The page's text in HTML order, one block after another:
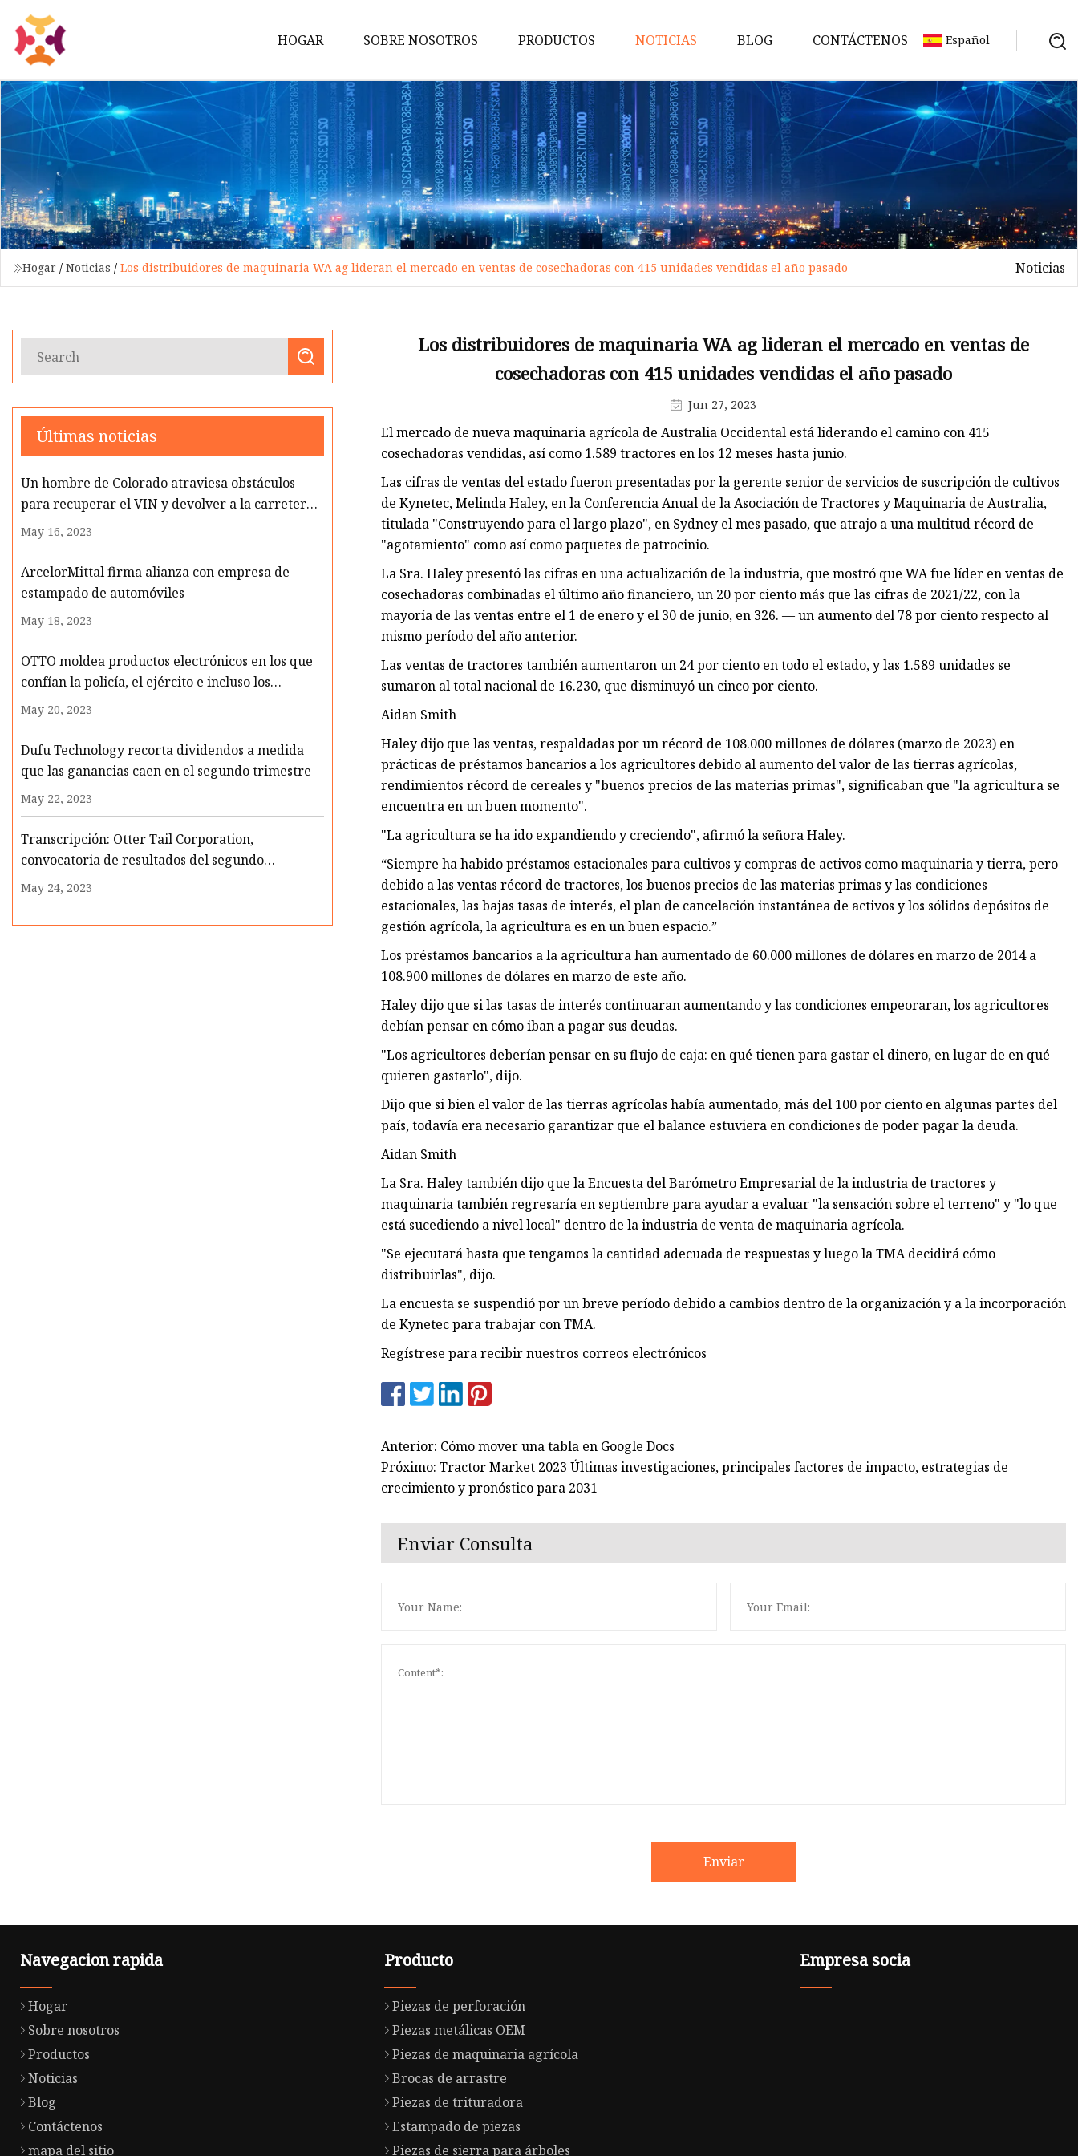
HOGAR SOBRE NOSOTROS PRODUCTOS
Piezas de perforación
Piezas metálicas OEM
Piezas de maquinaria agrícola
Brocas de arrastre
Piezas de trituradora
Estampado de piezas
Piezas de sierra para árboles
Piezas de desgaste del sinfín
Piezas de fundición a presión
NOTICIAS BLOG CONTÁCTENOS Español
Hogar / Noticias / Los distribuidores de maquinaria WA ag lideran el mercado en ventas de cosechadoras con 415 unidades vendidas el año pasado Noticias
Últimas noticias
Un hombre de Colorado atraviesa obstáculos
para recuperar el VIN y devolver a la carretera
el auto robado
May 16, 2023
ArcelorMittal firma alianza con empresa de
estampado de automóviles
May 18, 2023
OTTO moldea productos electrónicos en los que
confían la policía, el ejército e incluso los
astronautas
May 20, 2023
Dufu Technology recorta dividendos a medida
que las ganancias caen en el segundo trimestre
May 22, 2023
Transcripción: Otter Tail Corporation,
convocatoria de resultados del segundo
trimestre de 2023, 1 de agosto de 2023
May 24, 2023
Los distribuidores de maquinaria WA ag lideran el mercado en ventas de
cosechadoras con 415 unidades vendidas el año pasado
Jun 27, 2023
El mercado de nueva maquinaria agrícola de Australia Occidental está liderando el camino con 415
cosechadoras vendidas, así como 1.589 tractores en los 12 meses hasta junio.
Las cifras de ventas del estado fueron presentadas por la gerente senior de servicios de suscripción de cultivos
de Kynetec, Melinda Haley, en la Conferencia Anual de la Asociación de Tractores y Maquinaria de Australia,
titulada "Construyendo para el largo plazo", en Sydney el mes pasado, que atrajo a una multitud récord de
"agotamiento" como así como paquetes de patrocinio.
La Sra. Haley presentó las cifras en una actualización de la industria, que mostró que WA fue líder en ventas de
cosechadoras combinadas el último año financiero, un 20 por ciento más que las cifras de 2021/22, con la
mayoría de las ventas entre el 1 de enero y el 30 de junio, en 326. — un aumento del 78 por ciento respecto al
mismo período del año anterior.
Las ventas de tractores también aumentaron un 24 por ciento en todo el estado, y las 1.589 unidades se
sumaron al total nacional de 16.230, que disminuyó un cinco por ciento.
Aidan Smith
Haley dijo que las ventas, respaldadas por un récord de 108.000 millones de dólares (marzo de 2023) en
prácticas de préstamos bancarios a los agricultores debido al aumento del valor de las tierras agrícolas,
rendimientos récord de cereales y "buenos precios de las materias primas", significaban que "la agricultura se
encuentra en un buen momento".
"La agricultura se ha ido expandiendo y creciendo", afirmó la señora Haley.
“Siempre ha habido préstamos estacionales para cultivos y compras de activos como maquinaria y tierra, pero
debido a las ventas récord de tractores, los buenos precios de las materias primas y las condiciones
estacionales, las bajas tasas de interés, el plan de cancelación instantánea de activos y los sólidos depósitos de
gestión agrícola, la agricultura es en un buen espacio.”
Los préstamos bancarios a la agricultura han aumentado de 60.000 millones de dólares en marzo de 2014 a
108.900 millones de dólares en marzo de este año.
Haley dijo que si las tasas de interés continuaran aumentando y las condiciones empeoraran, los agricultores
debían pensar en cómo iban a pagar sus deudas.
"Los agricultores deberían pensar en su flujo de caja: en qué tienen para gastar el dinero, en lugar de en qué
quieren gastarlo", dijo.
Dijo que si bien el valor de las tierras agrícolas había aumentado, más del 100 por ciento en algunas partes del
país, todavía era necesario garantizar que el balance estuviera en condiciones de poder pagar la deuda.
Aidan Smith
La Sra. Haley también dijo que la Encuesta del Barómetro Empresarial de la industria de tractores y
maquinaria también regresaría en septiembre para ayudar a evaluar "la sensación sobre el terreno" y "lo que
está sucediendo a nivel local" dentro de la industria de venta de maquinaria agrícola.
"Se ejecutará hasta que tengamos la cantidad adecuada de respuestas y luego la TMA decidirá cómo
distribuirlas", dijo.
La encuesta se suspendió por un breve período debido a cambios dentro de la organización y a la incorporación
de Kynetec para trabajar con TMA.
Regístrese para recibir nuestros correos electrónicos
Anterior: Cómo mover una tabla en Google Docs
Próximo: Tractor Market 2023 Últimas investigaciones, principales factores de impacto, estrategias de
crecimiento y pronóstico para 2031
Enviar Consulta
Enviar
Navegacion rapida
Hogar
Sobre nosotros
Productos
Noticias
Blog
Contáctenos
mapa del sitio
Producto
Piezas de perforación
Piezas metálicas OEM
Piezas de maquinaria agrícola
Brocas de arrastre
Piezas de trituradora
Estampado de piezas
Piezas de sierra para árboles
Empresa socia